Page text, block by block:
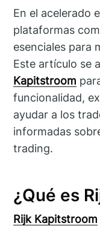
En el acelerado
plataformas
esenciales para
Este artículo se
Kapitstroom
funcionalidad,
ayudar a los
informadas
trading.
¿Qué es
Rijk Kapitstroom